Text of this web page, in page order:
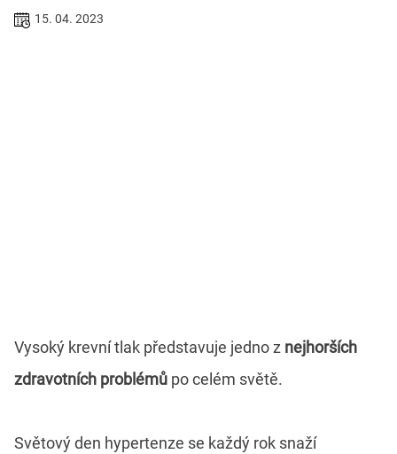
15. 04. 2023
Vysoký krevní tlak představuje jedno z nejhorších
zdravotních problémů po celém světě.
Světový den hypertenze se každý rok snaží